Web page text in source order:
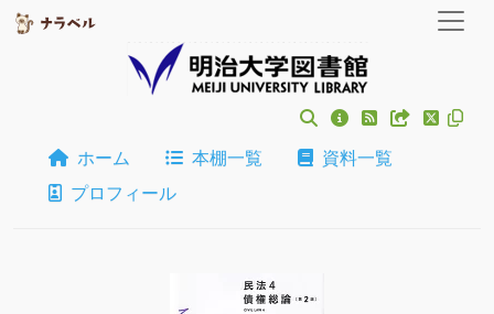
ホーム 本棚一覧
資料一覧
プロフィール